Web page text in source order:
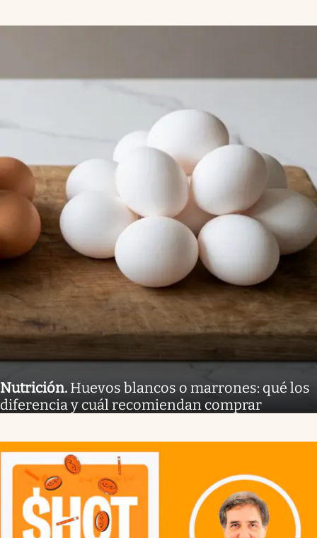
Nutrición. Huevos blancos o marrones: qué los
diferencia y cuál recomiendan comprar